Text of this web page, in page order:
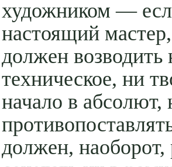
художником —
настоящий
должен возводить
техническое, ни
начало в абсолют,
должен, наоборот,